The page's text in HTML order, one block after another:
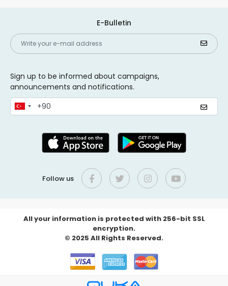
E-Bulletin
Sign up to be informed about campaigns,
announcements and notifications.
Follow us
All your information is protected with 256-bit SSL
encryption.
© 2025 All Rights Reserved.